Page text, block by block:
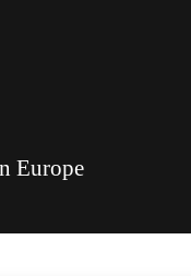
Europe